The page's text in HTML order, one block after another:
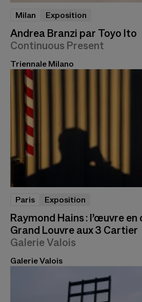
Andrea Branzi par Toyo Ito
Continuous Present
Milan Exposition
Triennale Milano
Raymond Hains : l’œuvre en
Grand Louvre aux 3 Cartier
Galerie Valois
Paris Exposition
Galerie Valois